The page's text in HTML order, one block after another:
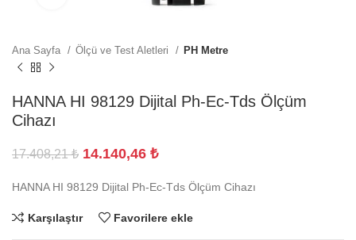
Ana Sayfa Ölçü ve Test Aletleri PH Metre
HANNA HI 98129 Dijital Ph-Ec-Tds Ölçüm
Cihazı
17.408,21₺ 14.140,46 ₺
HANNA HI 98129 Dijital Ph-Ec-Tds Ölçüm Cihazı
Karşılaştır Favorilere ekle